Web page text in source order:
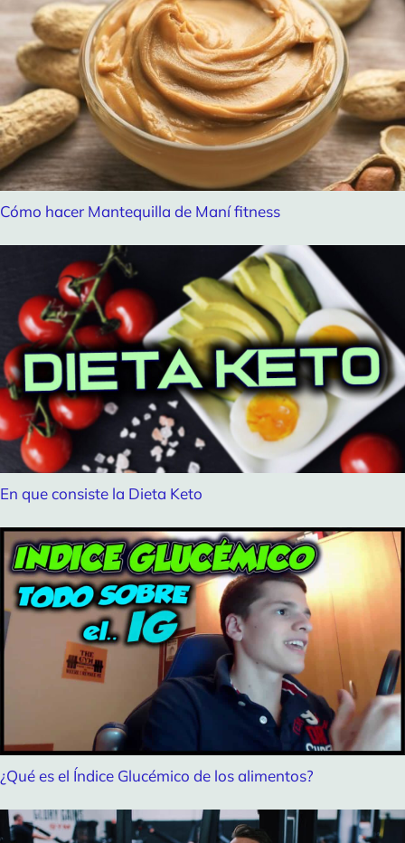
Cómo hacer Mantequilla de Maní fitness
En que consiste la Dieta Keto
¿Qué es el Índice Glucémico de los alimentos?